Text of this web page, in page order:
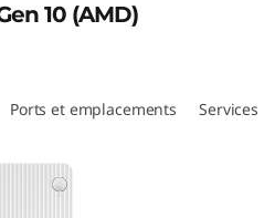
10 (AMD)
Ports et emplacements Services